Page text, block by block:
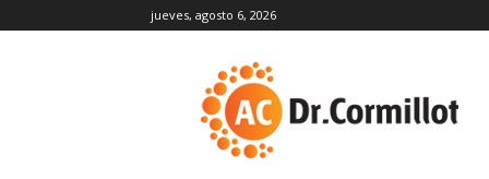
jueves, agosto 6, 2026